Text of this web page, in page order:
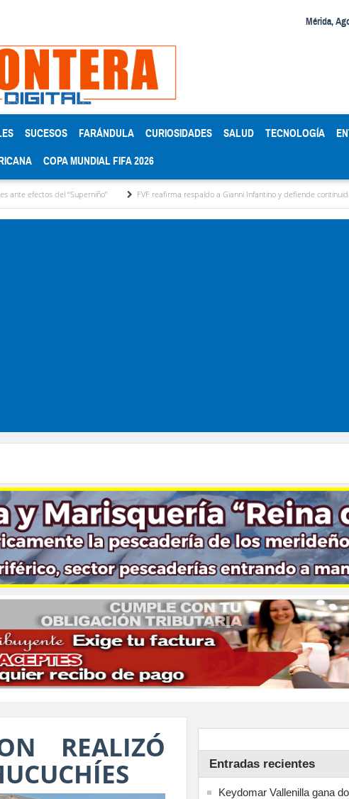
Mérida,
SUCESOS FARÁNDULA CURIOSIDADES SALUD TECNOLOGÍA
COPA MUNDIAL FIFA 2026
FVF reafirma respaldo a Gianni Infantino y defiende continuidad institucional
REALIZÓ
Entradas recientes
Keydomar Vallenilla gana